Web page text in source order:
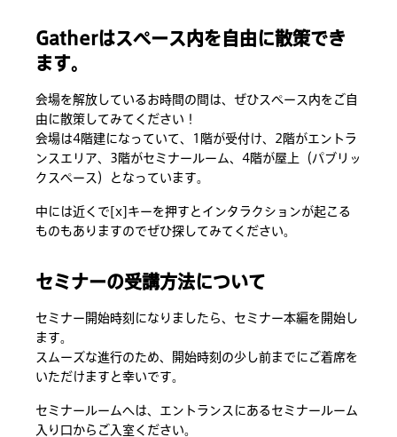
Gatherはスペース内を自由に散策でき
ます。
会場を解放しているお時間の間は、ぜひスペース内をご自
由に散策してみてください！
会場は4階建になっていて、1階が受付け、2階がエントラ
ンスエリア、3階がセミナールーム、4階が屋上（パブリッ
クスペース）となっています。
中には近くで[x]キーを押すとインタラクションが起こる
ものもありますのでぜひ探してみてください。
セミナーの受講方法について
セミナー開始時刻になりましたら、セミナー本編を開始し
ます。
スムーズな進行のため、開始時刻の少し前までにご着席を
いただけますと幸いです。
セミナールームへは、エントランスにあるセミナールーム
入り口からご入室ください。